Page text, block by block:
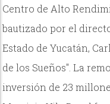
Centro de Alto
bautizado por el
Estado de Yucatán,
de los Sueños". La
inversión de 23